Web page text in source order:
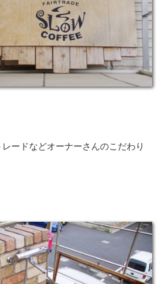
ードなどオーナーさんのこだわり